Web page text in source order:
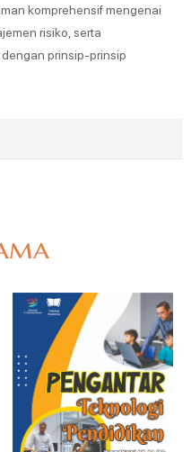
komprehensif mengenai
risiko, serta
prinsip-prinsip